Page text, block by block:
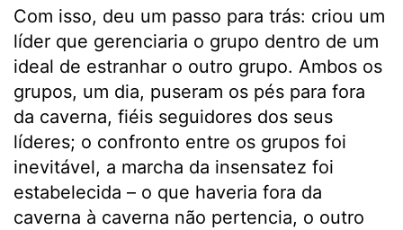
Com isso, deu um passo para trás: criou um
líder que gerenciaria o grupo dentro de um
ideal de estranhar o outro grupo. Ambos os
grupos, um dia, puseram os pés para fora
da caverna, fiéis seguidores dos seus
líderes; o confronto entre os grupos foi
inevitável, a marcha da insensatez foi
estabelecida – o que haveria fora da
caverna à caverna não pertencia, o outro